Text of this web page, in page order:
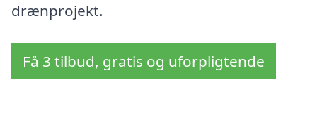
drænprojekt.
Få 3 tilbud, gratis og uforpligtende